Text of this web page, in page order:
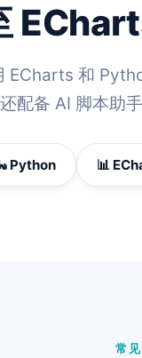
ECharts 和
配备 AI 脚本助
Python 📊
常